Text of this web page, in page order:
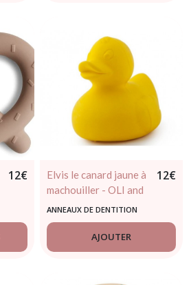
12€
Elvis le canard jaune à
machouiller - OLI and
CAROL
12€
ANNEAUX DE DENTITION
AJOUTER